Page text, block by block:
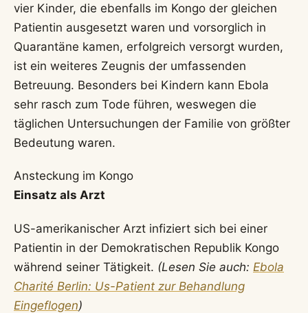
vier Kinder, die ebenfalls im Kongo der gleichen
Patientin ausgesetzt waren und vorsorglich in
Quarantäne kamen, erfolgreich versorgt wurden,
ist ein weiteres Zeugnis der umfassenden
Betreuung. Besonders bei Kindern kann Ebola
sehr rasch zum Tode führen, weswegen die
täglichen Untersuchungen der Familie von größter
Bedeutung waren.
Ansteckung im Kongo
Einsatz als Arzt
US-amerikanischer Arzt infiziert sich bei einer
Patientin in der Demokratischen Republik Kongo
während seiner Tätigkeit. (Lesen Sie auch: Ebola
Charité Berlin: Us-Patient zur Behandlung
Eingeflogen)